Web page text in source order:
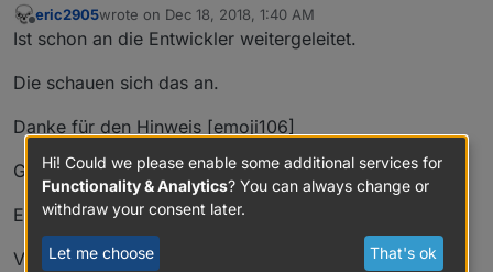
Offline
eric2905wrote on Dec 18, 2018, 1:40 AM
last edited by
Ist schon an die Entwickler weitergeleitet.
Die schauen sich das an.
Danke für den Hinweis [emoji106]
Gruß,
Eric
Von unterwegs getippert
Hi! Could we please enable some additional services for
Functionality & Analytics? You can always change or
withdraw your consent later.
Let me choose That's ok